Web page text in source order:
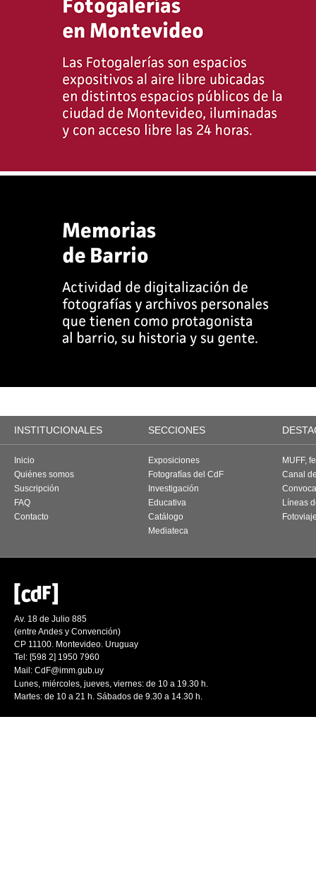
INSTITUCIONALES SECCIONES
Inicio
Quiénes somos
Suscripción
FAQ
Contacto
Exposiciones
Fotografías del CdF
Investigación
Educativa
Catálogo
Mediateca
MUFF,
Canal
Líneas
Av. 18 de Julio 885
(entre Andes y Convención)
CP 11100. Montevideo. Uruguay
Tel: [598 2] 1950 7960
Mail: CdF@imm.gub.uy
Lunes, miércoles, jueves, viernes: de 10 a 19.30 h.
Martes: de 10 a 21 h. Sábados de 9.30 a 14.30 h.